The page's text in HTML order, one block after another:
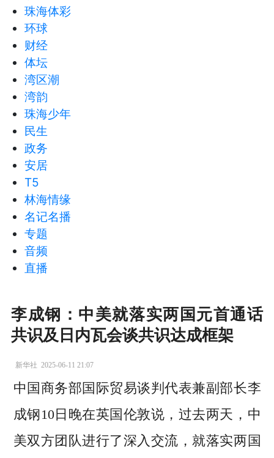
珠海体彩
环球
财经
体坛
湾区潮
湾韵
珠海少年
民生
政务
安居
T5
林海情缘
名记名播
专题
音频
直播
李成钢：中美就落实两国元首通话
共识及日内瓦会谈共识达成框架
新华社 2025-06-11 21:07
中国商务部国际贸易谈判代表兼副部长李
成钢10日晚在英国伦敦说，过去两天，中
美双方团队进行了深入交流，就落实两国